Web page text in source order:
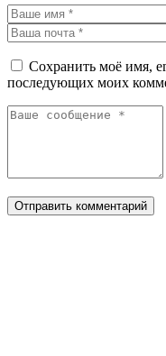
Сохранить моё имя,
последующих моих
Отправить комментарий